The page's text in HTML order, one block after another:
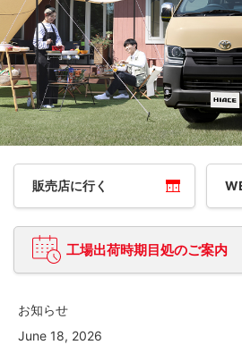
販売店に行く
工場出荷時期目処のご案内
お知らせ
June 18, 2026